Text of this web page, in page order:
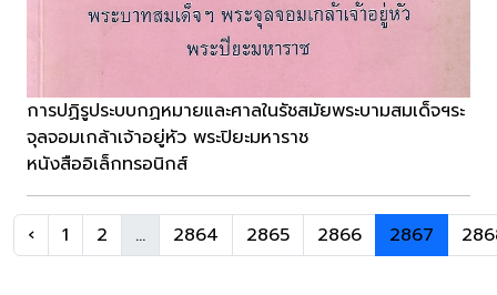
การปฏิรูประบบกฏหมายและศาลในรัชสมัยพระบามสมเด็จฯระ
จุลจอมเกล้าเจ้าอยู่หัว พระปิยะมหาราช
หนังสืออิเล็กทรอนิกส์
‹ 1 2 ... 2864 2865 2866 2867